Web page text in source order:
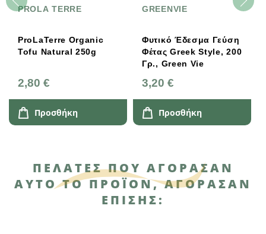
PROLA TERRE
ProLaTerre Organic
Tofu Natural 250g
2,80 €
Προσθήκη
GREENVIE
Φυτικό Έδεσμα Γεύση
Φέτας Greek Style, 200
Γρ., Green Vie
3,20 €
Προσθήκη
ΠΕΛΆΤΕΣ ΠΟΥ ΑΓΌΡΑΣΑΝ
ΑΥΤΌ ΤΟ ΠΡΟΪΌΝ, ΑΓΌΡΑΣΑΝ
ΕΠΊΣΗΣ: